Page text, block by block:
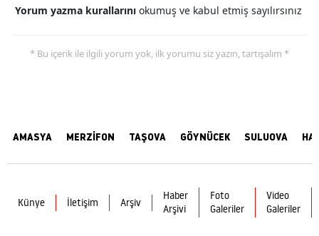
Yorum yazma kurallarını okumuş ve kabul etmiş sayılırsınız
* Bu içerik ile ilgili yorum yok, ilk yorumu siz yazın, tartışalım *
AMASYA MERZİFON TAŞOVA GÖYNÜCEK SULUOVA
Künye İletişim Arşiv
Haber
Arşivi
Foto
Galeriler
Video
Galeriler